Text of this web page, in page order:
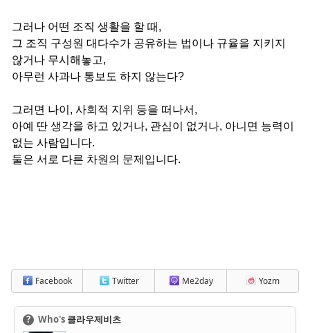
그러나 어떤 조직 생활을 할 때,
그 조직 구성원 대다수가 공유하는 법이나 규율을 지키지
않거나 무시해놓고,
아무런 사과나 통보도 하지 않는다?
그러면 나이, 사회적 지위 등을 떠나서,
아예 딴 생각을 하고 있거나, 관심이 없거나, 아니면 능력이
없는 사람입니다.
둘은 서로 다른 차원의 문제입니다.
Facebook Twitter Me2day Yozm
? Who's 클라우제비츠